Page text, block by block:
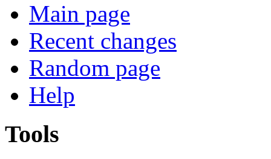
Main page
Recent changes
Random page
Help
Tools